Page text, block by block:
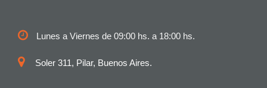
Lunes a Viernes de 09:00 hs. a 18:00 hs.
Soler 311, Pilar, Buenos Aires.